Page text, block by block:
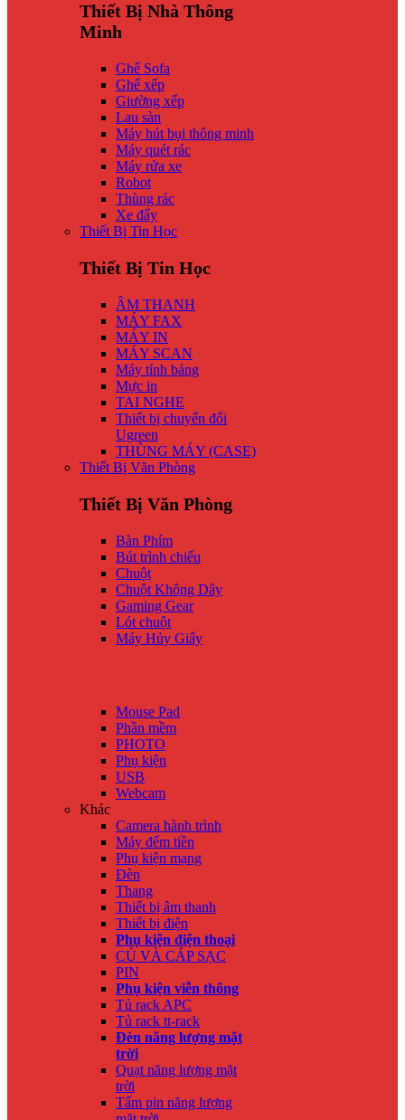
Thiết Bị Nhà Thông
Minh
Ghế Sofa
Ghế xếp
Giường xếp
Lau sàn
Máy hút bụi thông minh
Máy quét rác
Máy rửa xe
Robot
Thùng rác
Xe đẩy
Thiết Bị Tin Học
Thiết Bị Tin Học
ÂM THANH
MÁY FAX
MÁY IN
MÁY SCAN
Máy tính bảng
Mực in
TAI NGHE
Thiết bị chuyển đổi
Ugreen
THÙNG MÁY (CASE)
Thiết Bị Văn Phòng
Thiết Bị Văn Phòng
Bàn Phím
Bút trình chiếu
Chuột
Chuột Không Dây
Gaming Gear
Lót chuột
Máy Hủy Giấy
Mouse Pad
Phần mềm
PHOTO
Phụ kiện
USB
Webcam
Khác
Camera hành trình
Máy đếm tiền
Phụ kiện mạng
Đèn
Thang
Thiết bị âm thanh
Thiết bị điện
Phụ kiện điện thoại
CỦ VÀ CÁP SẠC
PIN
Phụ kiện viễn thông
Tủ rack APC
Tủ rack tt-rack
Đèn năng lượng mặt
trời
Quạt năng lượng mặt
trời
Tấm pin năng lượng